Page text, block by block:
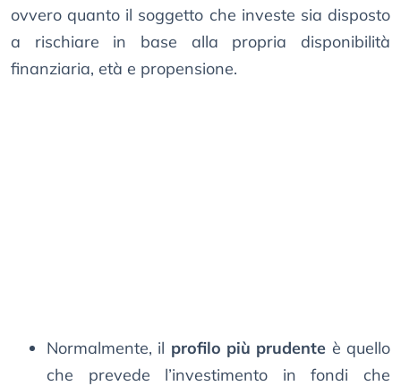
ovvero quanto il soggetto che investe sia disposto
a rischiare in base alla propria disponibilità
finanziaria, età e propensione.
Normalmente, il profilo più prudente è quello
che prevede l’investimento in fondi che